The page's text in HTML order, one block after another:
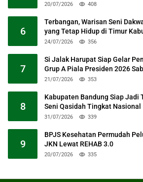
20/07/2026 408
6
Terbangan, Warisan Seni
yang Tetap Hidup di Timur
24/07/2026 356
7
Si Jalak Harupat Siap Gelar
Grup A Piala Presiden 2026
21/07/2026 353
8
Kabupaten Bandung Siap Jadi
Seni Qasidah Tingkat Nasional
31/07/2026 339
9
BPJS Kesehatan Permudah
JKN Lewat REHAB 3.0
20/07/2026 335